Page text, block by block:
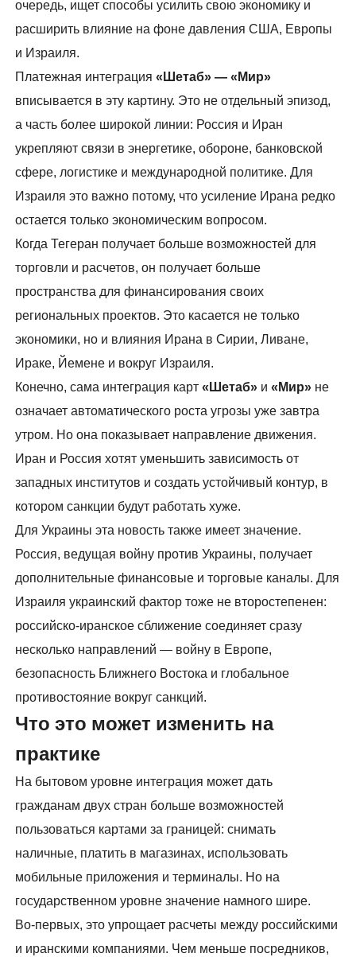
очередь, ищет способы усилить свою экономику и
расширить влияние на фоне давления США, Европы
и Израиля.
Платежная интеграция«Шетаб» — «Мир»
вписывается в эту картину. Это не отдельный эпизод,
а часть более широкой линии: Россия и Иран
укрепляют связи в энергетике, обороне, банковской
сфере, логистике и международной политике. Для
Израиля это важно потому, что усиление Ирана редко
остается только экономическим вопросом.
Когда Тегеран получает больше возможностей для
торговли и расчетов, он получает больше
пространства для финансирования своих
региональных проектов. Это касается не только
экономики, но и влияния Ирана в Сирии, Ливане,
Ираке, Йемене и вокруг Израиля.
Конечно, сама интеграция карт«Шетаб» и«Мир» не
означает автоматического роста угрозы уже завтра
утром. Но она показывает направление движения.
Иран и Россия хотят уменьшить зависимость от
западных институтов и создать устойчивый контур, в
котором санкции будут работать хуже.
Для Украины эта новость также имеет значение.
Россия, ведущая войну против Украины, получает
дополнительные финансовые и торговые каналы. Для
Израиля украинский фактор тоже не второстепенен:
российско-иранское сближение соединяет сразу
несколько направлений — войну в Европе,
безопасность Ближнего Востока и глобальное
противостояние вокруг санкций.
Что это может изменить на
практике
На бытовом уровне интеграция может дать
гражданам двух стран больше возможностей
пользоваться картами за границей: снимать
наличные, платить в магазинах, использовать
мобильные приложения и терминалы. Но на
государственном уровне значение намного шире.
Во-первых, это упрощает расчеты между российскими
и иранскими компаниями. Чем меньше посредников,